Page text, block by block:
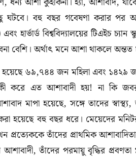
বহু বছর গবেষণা করার পর
হার্ভার্ড বিশ্ববিদ্যালয়ের টিএইচ
বেশি। অর্থাৎ মনে আশা থাকলে
হয়েছে ৬৯,৭৪৪ জন মহিলা এবং
করে এত আশাবাদী হয়! না কি
মাপা হয়েছে, সঙ্গে তাদের
হয়েছে বহু বছর ধরে। মেয়েদের
প্রত্যেককে তাঁদের প্রাথমিক
আশাবাদী, তাঁদের পরমায়ু বৃদ্ধির